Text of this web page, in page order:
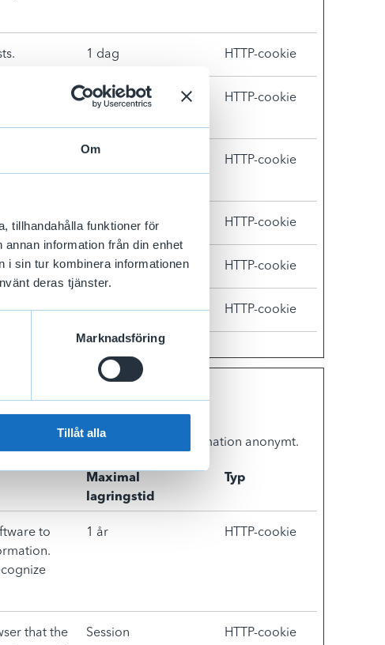
Om
tillhandahålla funktioner för
information från din enhet
i sin tur kombinera informationen
deras tjänster.
Marknadsföring
Tillåt alla
1 dag HTTP-cookie
Session HTTP-cookie
HTTP-cookie
1 år HTTP-cookie
Session HTTP-cookie
website. Session HTTP-cookie
att samla och rapportera in information anonymt.
Maximal
lagringstid
Typ
to
1 år HTTP-cookie
that the
Session HTTP-cookie